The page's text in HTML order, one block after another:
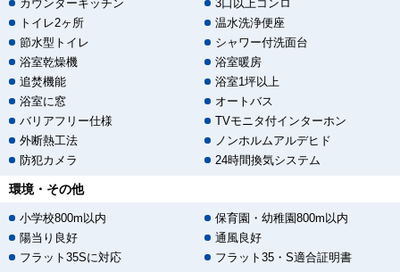
カウンターキッチン
3口以上コンロ
トイレ2ヶ所
温水洗浄便座
節水型トイレ
シャワー付洗面台
浴室乾燥機
浴室暖房
追焚機能
浴室1坪以上
浴室に窓
オートバス
バリアフリー仕様
TVモニタ付インターホン
外断熱工法
ノンホルムアルデヒド
防犯カメラ
24時間換気システム
環境・その他
小学校800m以内
保育園・幼稚園800m以内
陽当り良好
通風良好
フラット35Sに対応
フラット35・S適合証明書